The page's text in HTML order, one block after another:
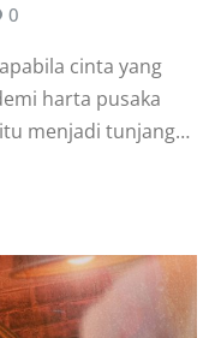
0
cinta yang
harta pusaka
menjadi tunjang…